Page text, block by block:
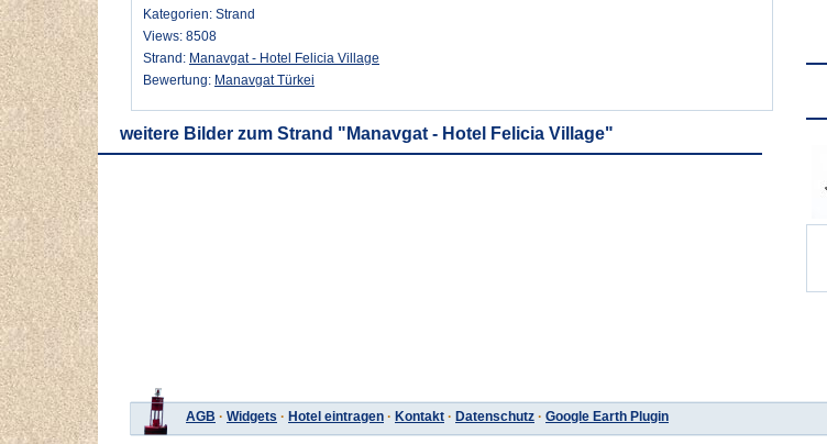
Kategorien: Strand
Views: 8508
Strand: Manavgat - Hotel Felicia Village
Bewertung: Manavgat Türkei
weitere Bilder zum Strand "Manavgat - Hotel Felicia Village"
AGB · Widgets · Hotel eintragen · Kontakt · Datenschutz · Google Earth Plugin